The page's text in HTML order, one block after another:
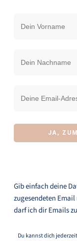
JA,
Gib einfach deine
zugesendeten
darf ich dir Emails
Du kannst dich